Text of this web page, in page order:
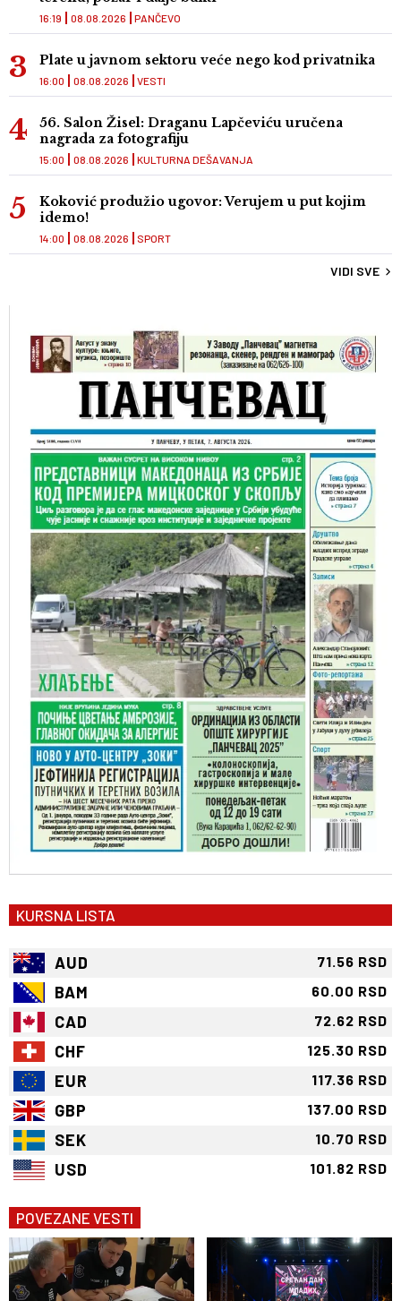
PANČEVO
16:19 08.08.2026
Plate u javnom sektoru veće nego kod privatnika
VESTI
16:00 08.08.2026
56. Salon Žisel: Draganu Lapčeviću uručena
nagrada za fotografiju
KULTURNA DEŠAVANJA
15:00 08.08.2026
Koković produžio ugovor: Verujem u put kojim
idemo!
SPORT
14:00 08.08.2026
VIDI SVE
KURSNA LISTA
AUD 71.56 RSD
BAM 60.00 RSD
CAD 72.62 RSD
CHF 125.30 RSD
EUR 117.36 RSD
GBP 137.00 RSD
SEK 10.70 RSD
USD 101.82 RSD
POVEZANE VESTI